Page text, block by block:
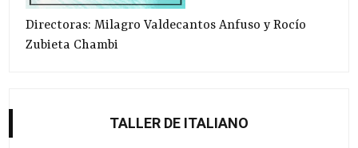
Directoras: Milagro Valdecantos Anfuso y Rocío
Zubieta Chambi
TALLER DE ITALIANO